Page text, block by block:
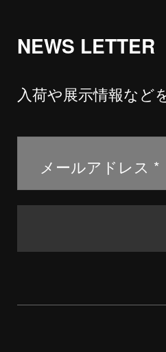
NEWS LETTER
入荷や展示情報など